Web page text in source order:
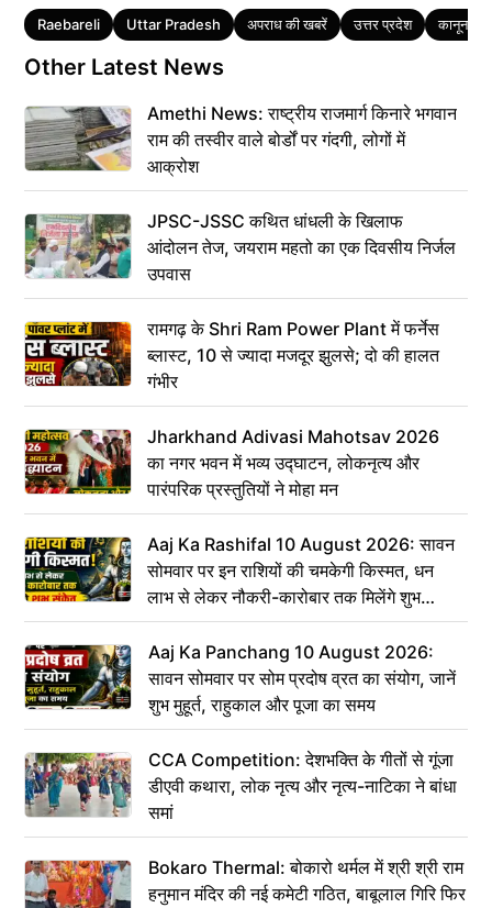
Tags
Raebareli Uttar Pradesh अपराध की खबरें उत्तर प्रदेश कानून
Other Latest News
Amethi News: राष्ट्रीय राजमार्ग किनारे भगवान
राम की तस्वीर वाले बोर्डों पर गंदगी, लोगों में
आक्रोश
JPSC-JSSC कथित धांधली के खिलाफ
आंदोलन तेज, जयराम महतो का एक दिवसीय निर्जल
उपवास
रामगढ़ के Shri Ram Power Plant में फर्नेस
ब्लास्ट, 10 से ज्यादा मजदूर झुलसे; दो की हालत
गंभीर
Jharkhand Adivasi Mahotsav 2026
का नगर भवन में भव्य उद्घाटन, लोकनृत्य और
पारंपरिक प्रस्तुतियों ने मोहा मन
Aaj Ka Rashifal 10 August 2026: सावन
सोमवार पर इन राशियों की चमकेगी किस्मत, धन
लाभ से लेकर नौकरी-कारोबार तक मिलेंगे शुभ
संकेत
Aaj Ka Panchang 10 August 2026:
सावन सोमवार पर सोम प्रदोष व्रत का संयोग, जानें
शुभ मुहूर्त, राहुकाल और पूजा का समय
CCA Competition: देशभक्ति के गीतों से गूंजा
डीएवी कथारा, लोक नृत्य और नृत्य-नाटिका ने बांधा
समां
Bokaro Thermal: बोकारो थर्मल में श्री श्री राम
हनुमान मंदिर की नई कमेटी गठित, बाबूलाल गिरि फिर